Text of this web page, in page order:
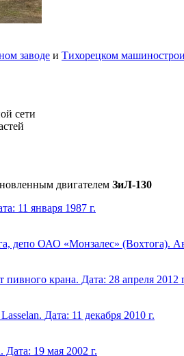
заводе и Тихорецком
сети
двигателем ЗиЛ-130